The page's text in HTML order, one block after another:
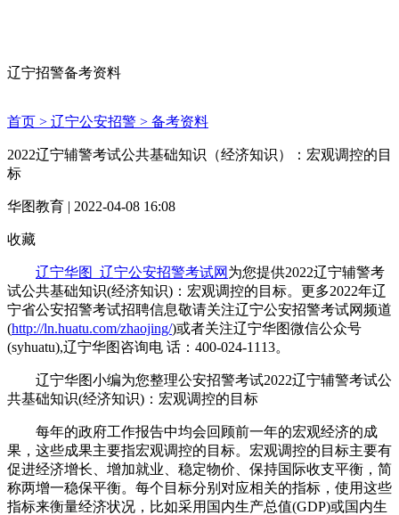
辽宁招警备考资料
首页 > 辽宁公安招警 > 备考资料
2022辽宁辅警考试公共基础知识（经济知识）：宏观调控的目
标
华图教育 | 2022-04-08 16:08
收藏
辽宁华图_辽宁公安招警考试网 为您提供2022辽宁辅警考
试公共基础知识(经济知识)：宏观调控的目标。更多2022年辽
宁省公安招警考试招聘信息敬请关注辽宁公安招警考试网频道
(http://ln.huatu.com/zhaojing/)或者关注辽宁华图微信公众号
(syhuatu),辽宁华图咨询电 话：400-024-1113。
辽宁华图小编为您整理公安招警考试2022辽宁辅警考试公
共基础知识(经济知识)：宏观调控的目标
每年的政府工作报告中均会回顾前一年的宏观经济的成
果，这些成果主要指宏观调控的目标。宏观调控的目标主要有
促进经济增长、增加就业、稳定物价、保持国际收支平衡，简
称两增一稳保平衡。每个目标分别对应相关的指标，使用这些
指标来衡量经济状况，比如采用国内生产总值(GDP)或国内生